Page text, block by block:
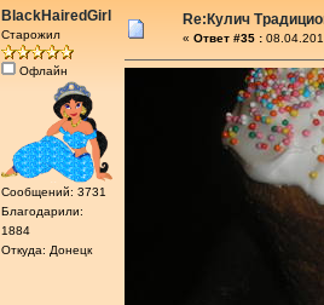
BlackHairedGirl
Старожил
Офлайн
Сообщений: 3731
Благодарили:
1884
Откуда: Донецк
Re:Кулич
« Ответ #35 :